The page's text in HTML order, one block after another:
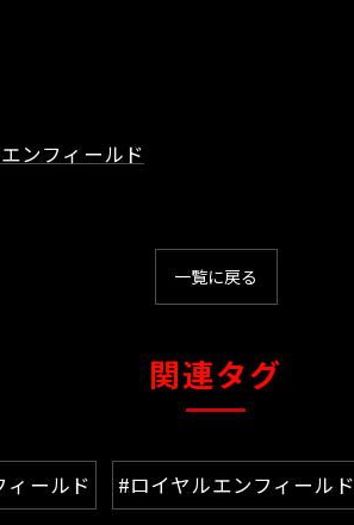
ンフィールド
一覧に戻る
関連タグ
ィールド #ロイヤルエンフィールド